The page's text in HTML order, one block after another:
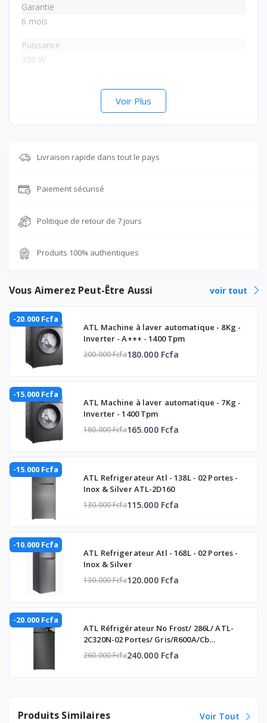
Garantie
6 mois
Puissance
330 W
Nombre d'enceintes
Lecteur CD/DVD
Oui
Voir Plus
Livraison rapide dans tout le pays
Paiement sécurisé
Politique de retour de 7 jours
Produits 100% authentiques
Vous Aimerez Peut-Être Aussi voir tout
-20.000 Fcfa
ATL Machine à laver automatique - 8Kg -
Inverter - A+++ - 1400 Tpm
200.000 Fcfa180.000 Fcfa
-15.000 Fcfa
ATL Machine à laver automatique - 7Kg -
Inverter - 1400 Tpm
180.000 Fcfa165.000 Fcfa
-15.000 Fcfa
ATL Refrigerateur Atl - 138L - 02 Portes -
Inox & Silver ATL-2D160
130.000 Fcfa115.000 Fcfa
-10.000 Fcfa
ATL Refrigerateur Atl - 168L - 02 Portes -
Inox & Silver
130.000 Fcfa120.000 Fcfa
-20.000 Fcfa
ATL Réfrigérateur No Frost/ 286L/ ATL-
2C320N-02 Portes/ Gris/R600A/Cb
Certificate/
260.000 Fcfa240.000 Fcfa
Produits Similaires Voir Tout